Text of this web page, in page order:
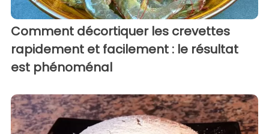
Comment décortiquer les crevettes
rapidement et facilement : le résultat
est phénoménal